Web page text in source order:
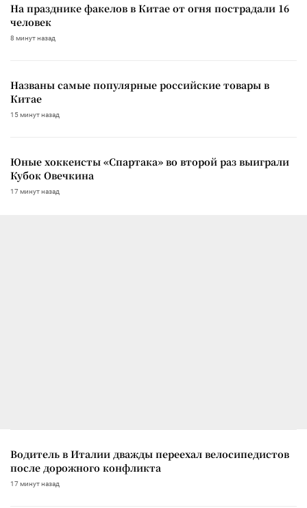
На празднике факелов в Китае от огня пострадали 16
человек
8 минут назад
Названы самые популярные российские товары в
Китае
15 минут назад
Юные хоккеисты «Спартака» во второй раз выиграли
Кубок Овечкина
17 минут назад
Водитель в Италии дважды переехал велосипедистов
после дорожного конфликта
17 минут назад